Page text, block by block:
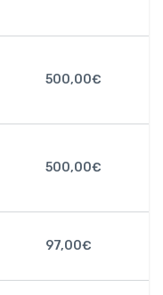
500,00€
500,00€
97,00€